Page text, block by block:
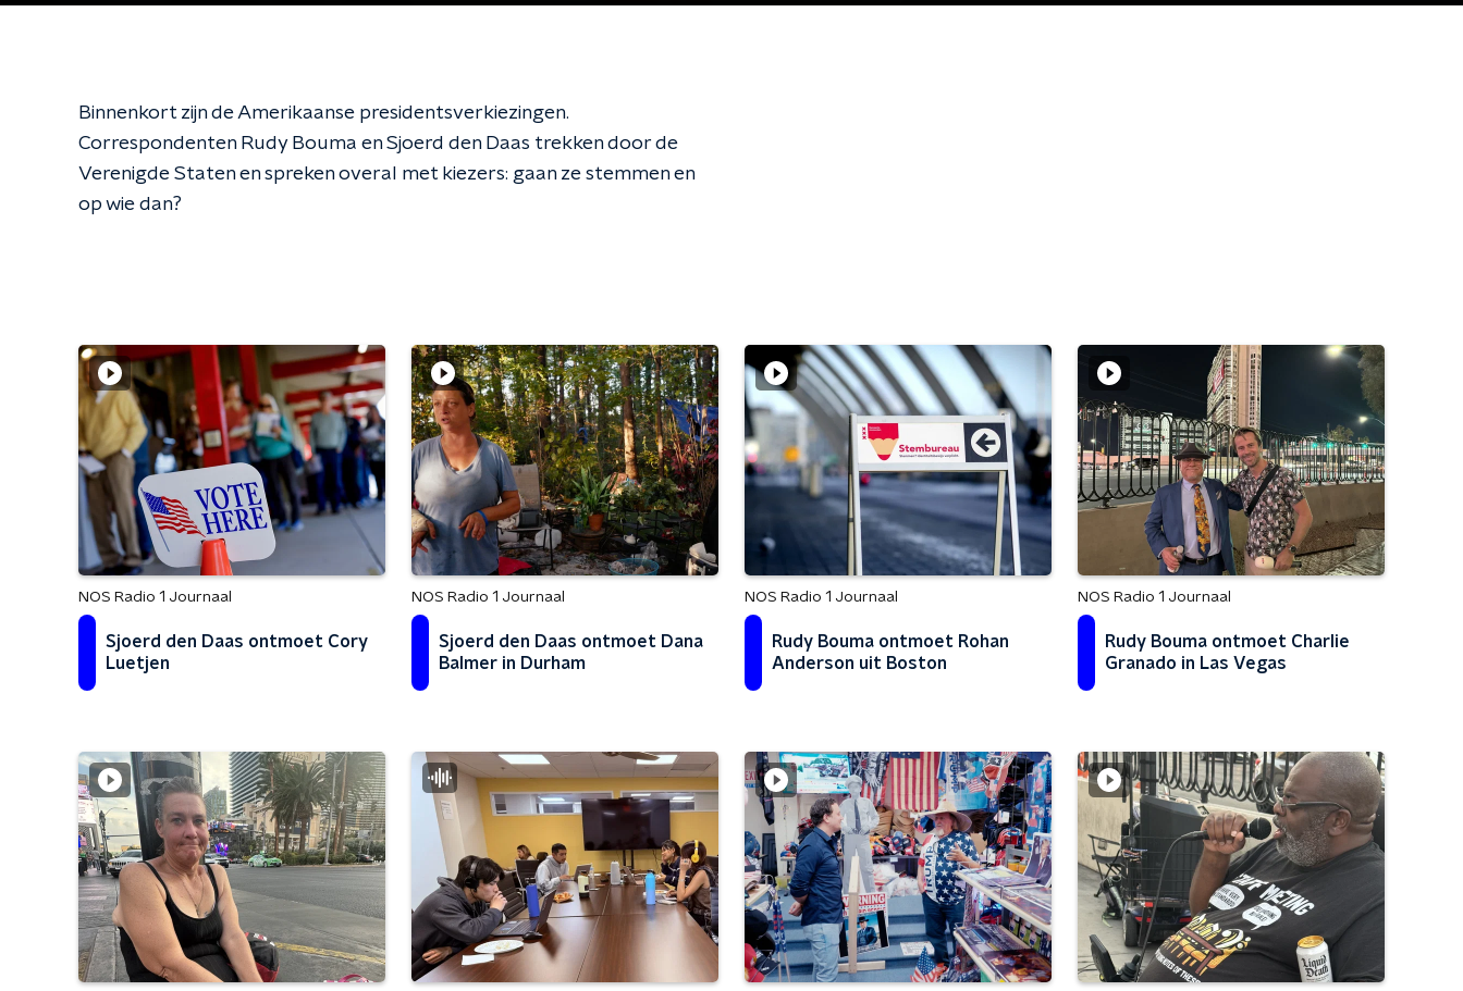
Binnenkort zijn de Amerikaanse presidentsverkiezingen.
Correspondenten Rudy Bouma en Sjoerd den Daas trekken door de
Verenigde Staten en spreken overal met kiezers: gaan ze stemmen en
op wie dan?
NOS Radio 1 Journaal
Sjoerd den Daas ontmoet Cory
Luetjen
NOS Radio 1 Journaal
Sjoerd den Daas ontmoet Dana
Balmer in Durham
NOS Radio 1 Journaal
Rudy Bouma ontmoet Rohan
Anderson uit Boston
NOS Radio 1 Journaal
Rudy Bouma ontmoet Charlie
Granado in Las Vegas